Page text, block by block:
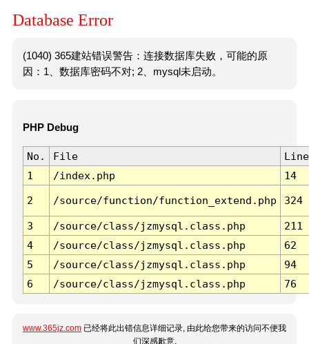
Database Error
(1040) 365建站错误警告：连接数据库失败，可能的原
因：1、数据库密码不对; 2、mysql未启动。
PHP Debug
No. File
Line
1
/index.php 14
2 /source/function/function_extend.php 324
3 /source/class/jzmysql.class.php
211
4
/source/class/jzmysql.class.php
62
5
/source/class/jzmysql.class.php
94
6
/source/class/jzmysql.class.php 76
www.365jz.com 已经将此出错信息详细记录, 由此给您带来的访问不便我
们深感歉意.